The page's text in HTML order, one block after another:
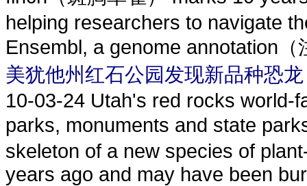
helping researchers to navigate
Ensembl, a genome annotation（
美犹他州红石公园发现新品种恐龙
10-03-24 Utah's red rocks world-
parks, monuments and state
skeleton of a new species of
years ago and may have been